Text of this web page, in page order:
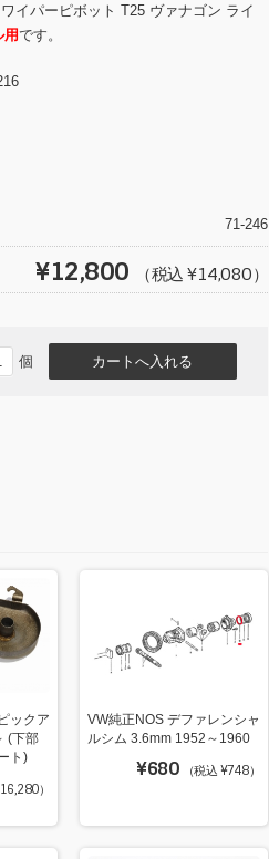
イパーピボット T25 ヴァナゴン ライ
用です。
71-246
¥12,800 （税込 ¥14,080）
個
ックア
(下部
ト)
）
VW純正NOS デファレンシャ
ルシム 3.6mm 1952～1960
¥680 （税込 ¥748）